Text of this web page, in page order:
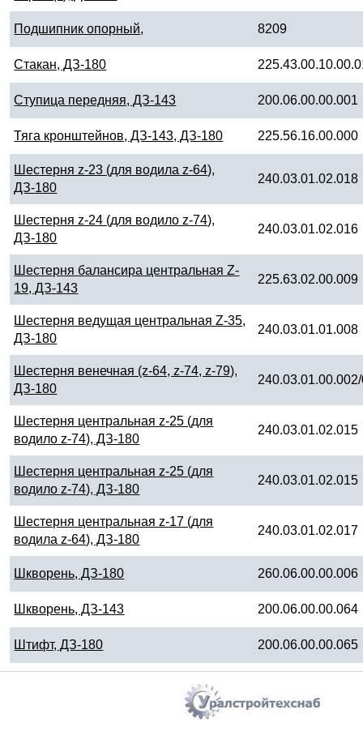
Подшипник опорный, 8209
Стакан, ДЗ-180
Ступица передняя, ДЗ-143 200.06.00.00.001
Тяга кронштейнов, ДЗ-143, ДЗ-180 225.56.16.00.000
Шестерня z-23 (для водила z-64),
ДЗ-180
240.03.01.02.018
Шестерня z-24 (для водило z-74),
ДЗ-180
240.03.01.02.016
Шестерня балансира центральная Z-
19, ДЗ-143
225.63.02.00.009
Шестерня ведущая центральная Z-35,
ДЗ-180
240.03.01.01.008
Шестерня венечная (z-64, z-74, z-79),
ДЗ-180
Шестерня центральная z-25 (для
водило z-74), ДЗ-180
240.03.01.02.015
Шестерня центральная z-25 (для
водило z-74), ДЗ-180
240.03.01.02.015
Шестерня центральная z-17 (для
водила z-64), ДЗ-180
240.03.01.02.017
Шкворень, ДЗ-180 260.06.00.00.006
Шкворень, ДЗ-143 200.06.00.00.064
Штифт, ДЗ-180 200.06.00.00.065